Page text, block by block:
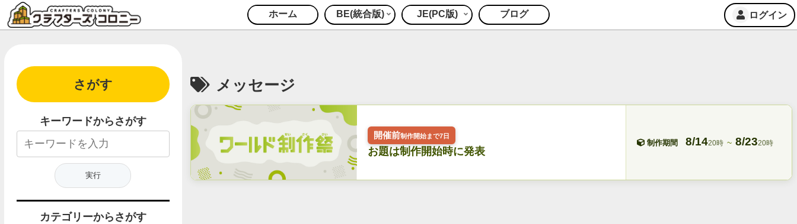
ホーム BE(統合版) JE(PC版) ブログ ログイン
メッセージ
開催前制作開始まで7日
お題は制作開始時に発表
制作期間 8/1420時 ~ 8/2320時
さがす
キーワードからさがす
カテゴリーからさがす